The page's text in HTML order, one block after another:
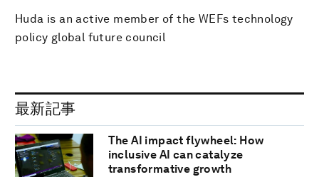
Huda is an active member of the WEFs technology
policy global future council
最新記事
The AI impact flywheel: How
inclusive AI can catalyze
transformative growth